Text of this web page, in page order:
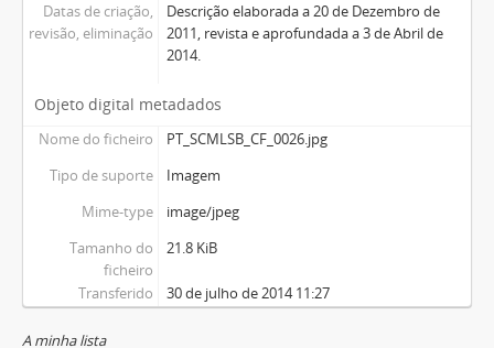
Datas de criação,
revisão, eliminação
Descrição elaborada a 20 de Dezembro de
2011, revista e aprofundada a 3 de Abril de
2014.
Objeto digital metadados
Nome do ficheiro
PT_SCMLSB_CF_0026.jpg
Tipo de suporte
Imagem
Mime-type
image/jpeg
Tamanho do
ficheiro
21.8 KiB
Transferido 30 de julho de 2014 11:27
A minha lista